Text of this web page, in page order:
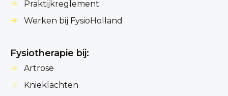
Praktijkreglement
Werken bij FysioHolland
Fysiotherapie bij:
Artrose
Knieklachten